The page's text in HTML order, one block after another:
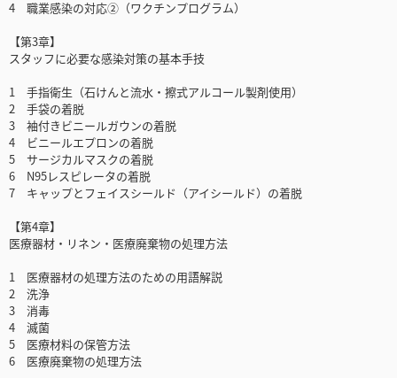
4 職業感染の対応②（ワクチンプログラム）
【第3章】
スタッフに必要な感染対策の基本手技
1 手指衛生（石けんと流水・擦式アルコール製剤使用）
2 手袋の着脱
3 袖付きビニールガウンの着脱
4 ビニールエプロンの着脱
5 サージカルマスクの着脱
6 N95レスピレータの着脱
7 キャップとフェイスシールド（アイシールド）の着脱
【第4章】
医療器材・リネン・医療廃棄物の処理方法
1 医療器材の処理方法のための用語解説
2 洗浄
3 消毒
4 滅菌
5 医療材料の保管方法
6 医療廃棄物の処理方法